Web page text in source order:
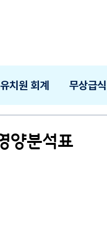
유치원 회계 무상급식
양분석표